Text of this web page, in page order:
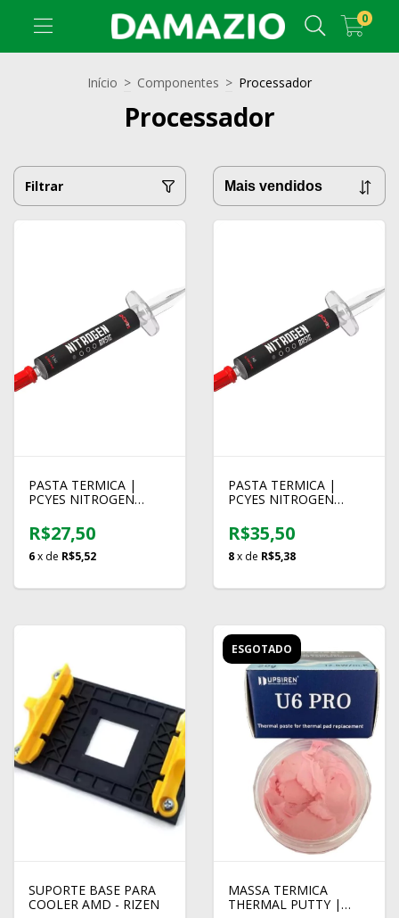
0
Início > Componentes > Processador
Processador
Filtrar
PASTA TERMICA |
PCYES NITROGEN
5,5W/m-K
R$27,50
6x de R$5,52
PASTA TERMICA |
PCYES NITROGEN
5.5W/m-k
R$35,50
8x de R$5,38
SUPORTE BASE PARA
COOLER AMD - RIZEN
ESGOTADO
MASSA TERMICA
THERMAL PUTTY |